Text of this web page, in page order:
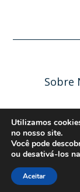
Sobre
Utilizamos
no nosso site.
Você pode
ou desativá-los
Aceitar